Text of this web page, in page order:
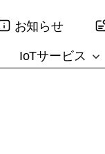
お知らせ
IoTサービス